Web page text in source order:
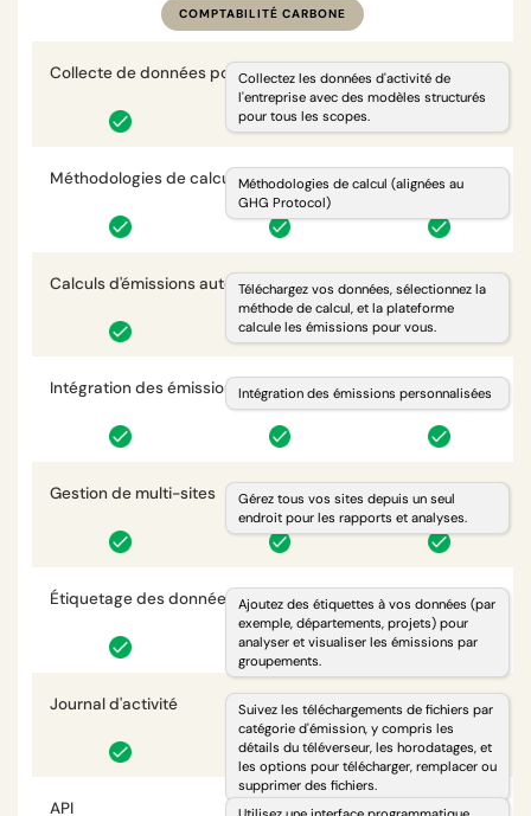
COMPTABILITÉ CARBONE
Collecte de données pour les scopes 1, 2, 3
Collectez les données d'activité de
l'entreprise avec des modèles structurés
pour tous les scopes.
Méthodologies de calcul (alignées au GHG Protocol)
Méthodologies de calcul (alignées au
GHG Protocol)
Calculs d'émissions automatisésTéléchargez vos données, sélectionnez la
méthode de calcul, et la plateforme
calcule les émissions pour vous.
Intégration des émissions personnaliséesIntégration des émissions personnalisées
Gestion de multi-sites
Gérez tous vos sites depuis un seul
endroit pour les rapports et analyses.
Étiquetage des données
Ajoutez des étiquettes à vos données (par
exemple, départements, projets) pour
analyser et visualiser les émissions par
groupements.
Journal d'activité
Suivez les téléchargements de fichiers par
catégorie d'émission, y compris les
détails du téléverseur, les horodatages, et
les options pour télécharger, remplacer ou
supprimer des fichiers.
API